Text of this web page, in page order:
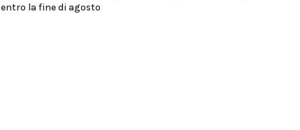
entro la fine di agosto